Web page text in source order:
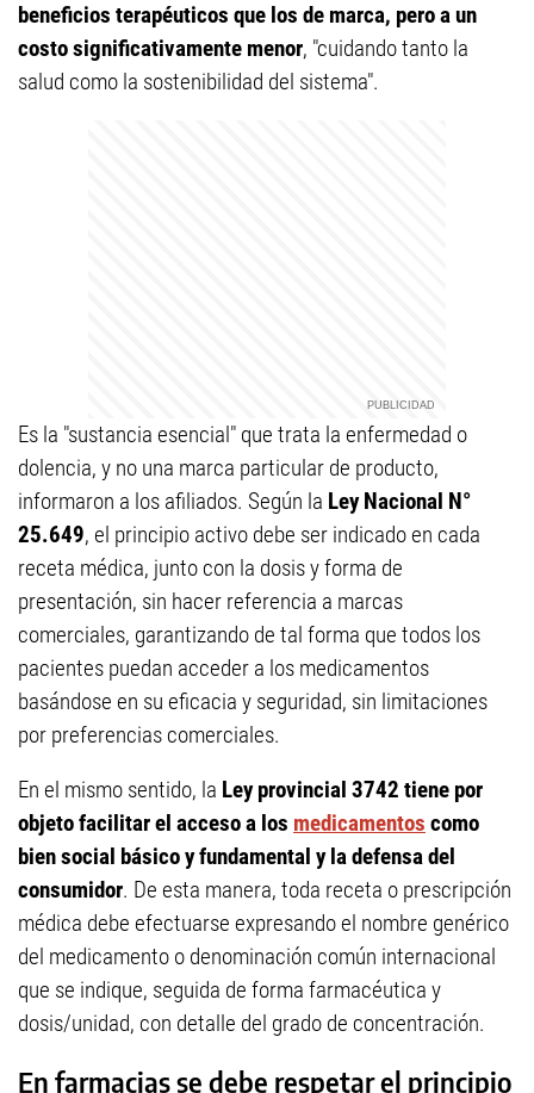
beneficios terapéuticos que los de marca, pero a un
costo significativamente menor, "cuidando tanto la
salud como la sostenibilidad del sistema".
Es la "sustancia esencial" que trata la enfermedad o
dolencia, y no una marca particular de producto,
informaron a los afiliados. Según la Ley Nacional N°
25.649, el principio activo debe ser indicado en cada
receta médica, junto con la dosis y forma de
presentación, sin hacer referencia a marcas
comerciales, garantizando de tal forma que todos los
pacientes puedan acceder a los medicamentos
basándose en su eficacia y seguridad, sin limitaciones
por preferencias comerciales.
En el mismo sentido, la Ley provincial 3742 tiene por
objeto facilitar el acceso a los medicamentos como
bien social básico y fundamental y la defensa del
consumidor. De esta manera, toda receta o prescripción
médica debe efectuarse expresando el nombre genérico
del medicamento o denominación común internacional
que se indique, seguida de forma farmacéutica y
dosis/unidad, con detalle del grado de concentración.
En farmacias se debe respetar el principio